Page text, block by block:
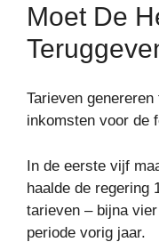
Moet De
Tarieven
inkomsten voor de
In de eerste vijf
haalde de regering
tarieven – bijna
periode vorig jaar.